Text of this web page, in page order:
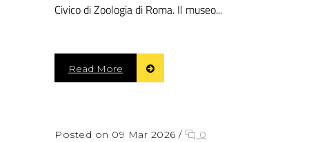
Civico di Zoologia di Roma. Il museo...
Read More
Posted on 09 Mar 2026 / 0